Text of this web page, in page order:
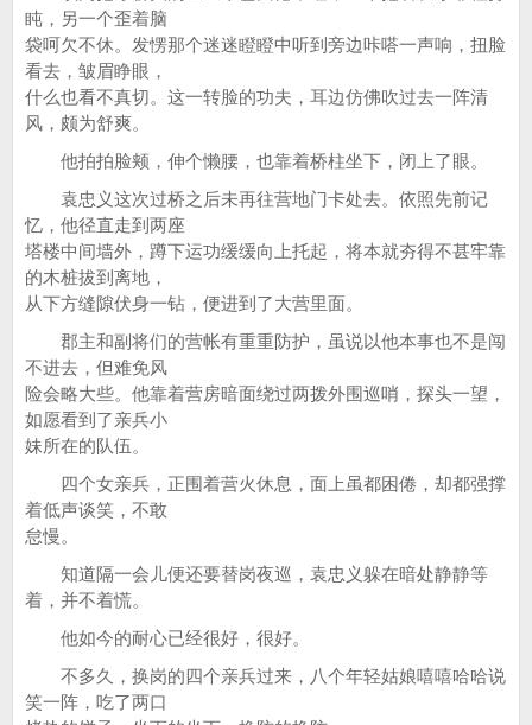
盹，另一个歪着脑
袋呵欠不休。发愣那个迷迷瞪瞪中听到旁边咔嗒一声响，扭脸
看去，皱眉睁眼，
什么也看不真切。这一转脸的功夫，耳边仿佛吹过去一阵清
风，颇为舒爽。
他拍拍脸颊，伸个懒腰，也靠着桥柱坐下，闭上了眼。
袁忠义这次过桥之后未再往营地门卡处去。依照先前记
忆，他径直走到两座
塔楼中间墙外，蹲下运功缓缓向上托起，将本就夯得不甚牢靠
的木桩拔到离地，
从下方缝隙伏身一钻，便进到了大营里面。
郡主和副将们的营帐有重重防护，虽说以他本事也不是闯
不进去，但难免风
险会略大些。他靠着营房暗面绕过两拨外围巡哨，探头一望，
如愿看到了亲兵小
妹所在的队伍。
四个女亲兵，正围着营火休息，面上虽都困倦，却都强撑
着低声谈笑，不敢
怠慢。
知道隔一会儿便还要替岗夜巡，袁忠义躲在暗处静静等
着，并不着慌。
他如今的耐心已经很好，很好。
不多久，换岗的四个亲兵过来，八个年轻姑娘嘻嘻哈哈说
笑一阵，吃了两口